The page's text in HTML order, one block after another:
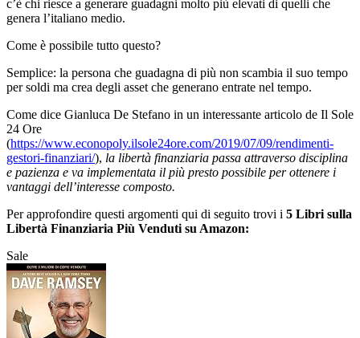
c’è chi riesce a generare guadagni molto più elevati di quelli che
genera l’italiano medio.
Come è possibile tutto questo?
Semplice: la persona che guadagna di più non scambia il suo tempo
per soldi ma crea degli asset che generano entrate nel tempo.
Come dice Gianluca De Stefano in un interessante articolo de Il Sole
24 Ore
(https://www.econopoly.ilsole24ore.com/2019/07/09/rendimenti-
gestori-finanziari/), la libertà finanziaria passa attraverso disciplina
e pazienza e va implementata il più presto possibile per ottenere i
vantaggi dell’interesse composto.
Per approfondire questi argomenti qui di seguito trovi i 5 Libri sulla
Libertà Finanziaria Più Venduti su Amazon:
Sale